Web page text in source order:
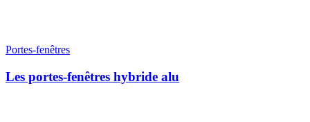
Portes-fenêtres
Les portes-fenêtres hybride alu